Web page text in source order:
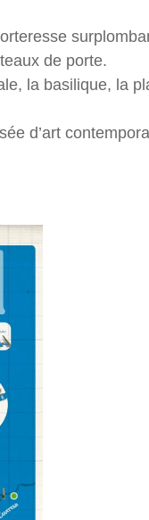
de porte.
la basilique, la
d’art